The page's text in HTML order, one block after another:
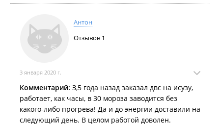
Антон
Отзывов 1
3 января 2020 г.
Комментарий: З,5 года назад заказал двс на исузу,
работает, как часы, в 30 мороза заводится без
какого-либо прогрева! Да и до энергии доставили на
следующий день. В целом работой доволен.